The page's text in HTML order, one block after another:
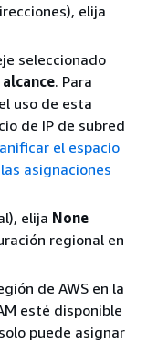
elija
seleccionado
. Para
uso de esta
de IP de subred
el espacio
asignaciones
elija None
regional en
de AWS en la
esté disponible
puede asignar